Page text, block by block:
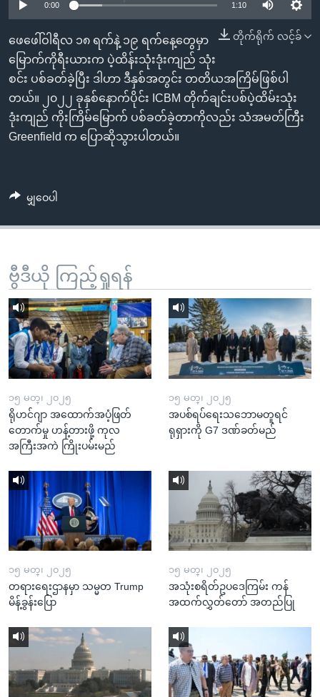
ကျော်
ကြည့်
ရှာဖွေ
ရန်
ကျော်
ဗွီအိုအေ လူမှုကွန်ယက်များ
ဘာသာစကားများ
0:00 1:10
တိုက်ရိုက် လင့်ခ်
ဖေဖေါ်ဝါရီလ ၁၈ ရက်နဲ့ ၁၉ ရက်နေ့တွေမှာ
မြောက်ကိုရီးယားက ပဲ့ထိန်းသုံးဒုံးကျည် သုံး
စင်း ပစ်ခတ်ခဲ့ပြီး ဒါဟာ ဒီနှစ်အတွင်း တတိယအကြိမ်ဖြစ်ပါ
တယ်။ ၂၀၂၂ ခုနှစ်နောက်ပိုင်း ICBM တိုက်ချင်းပစ်ပဲ့ထိမ်းသုံး
ဒုံးကျည် ကိုးကြိမ်မြောက် ပစ်ခတ်ခဲ့တာကိုလည်း သံအမတ်ကြီး
Greenfield က ပြောဆိုသွားပါတယ်။
မျှဝေပါ
ဗွီဒီယို ကြည့်ရှုရန်
၁၅ မတ္၊ ၂၀၂၅
ရိုဟင်ဂျာ အထောက်အပံ့ဖြတ်
တောက်မှု ဟန့်တားဖို့ ကုလ
အကြီးအကဲ ကြိုးပမ်းမည်
၁၅ မတ္၊ ၂၀၂၅
အပစ်ရပ်ရေးသဘောမတူရင်
ရုရှားကို G7 ဒဏ်ခတ်မည်
၁၅ မတ္၊ ၂၀၂၅
တရားရေးဌာနမှာ သမ္မတ Trump
မိန့်ခွန်းပြော
၁၅ မတ္၊ ၂၀၂၅
အသုံးစရိတ်ဥပဒေကြမ်း ကန်
အထက်လွှတ်တော် အတည်ပြု